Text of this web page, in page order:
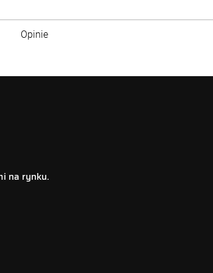
Opinie
znacznie lżejsze i wydajniejsze
na rynku.